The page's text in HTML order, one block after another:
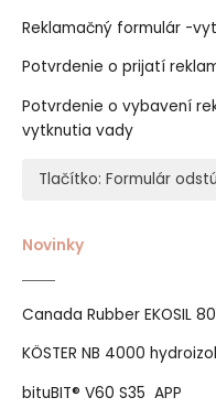
Reklamačný formulár -
Potvrdenie o prijatí
Potvrdenie o vybavení
vytknutia vady
Tlačítko: Formulár
Novinky
Canada Rubber EKOSIL
KÖSTER NB 4000
bituBIT® V60 S35 APP